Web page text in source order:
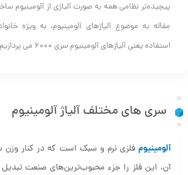
پیچیده‌تر نظامی همه به صورت آلیاژی از آلومینیوم
مقاله به موضوع آلیاژهای آلومینیوم، به ویژه
استفاده یعنی آلیاژهای آلومینیوم سری 6000 می پردازیم....
سری های مختلف آلیاژ آلومینیوم
آلومینیوم فلزی نرم و سبک است که در کنار
آن، این فلز را جزء محبوب‌ترین‌های صنعت